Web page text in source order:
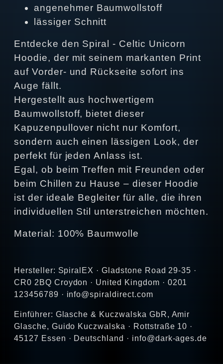
angenehmer Baumwollstoff
lässiger Schnitt
Entdecke den Spiral - Celtic Unicorn
Hoodie, der mit seinem markanten Print
auf Vorder- und Rückseite sofort ins
Auge fällt.
Hergestellt aus hochwertigem
Baumwollstoff, bietet dieser
Kapuzenpullover nicht nur Komfort,
sondern auch einen lässigen Look, der
perfekt für jeden Anlass ist.
Egal, ob beim Treffen mit Freunden oder
beim Chillen zu Hause – dieser Hoodie
ist der ideale Begleiter für alle, die ihren
individuellen Stil unterstreichen möchten.
Material: 100% Baumwolle
Hersteller: SpiralEX · Gladstone Road 29-35 ·
CR0 2BQ Croydon · United Kingdom · 0201
123456789 · info@spiraldirect.com
Einführer: Glasche & Kuczwalska GbR, Amir
Glasche, Guido Kuczwalska · Rottstraße 10 ·
45127 Essen · Deutschland · info@dark-ages.de